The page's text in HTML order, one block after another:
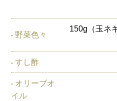
野菜色々
150g（玉ネ
すし酢
オリーブオ
イル